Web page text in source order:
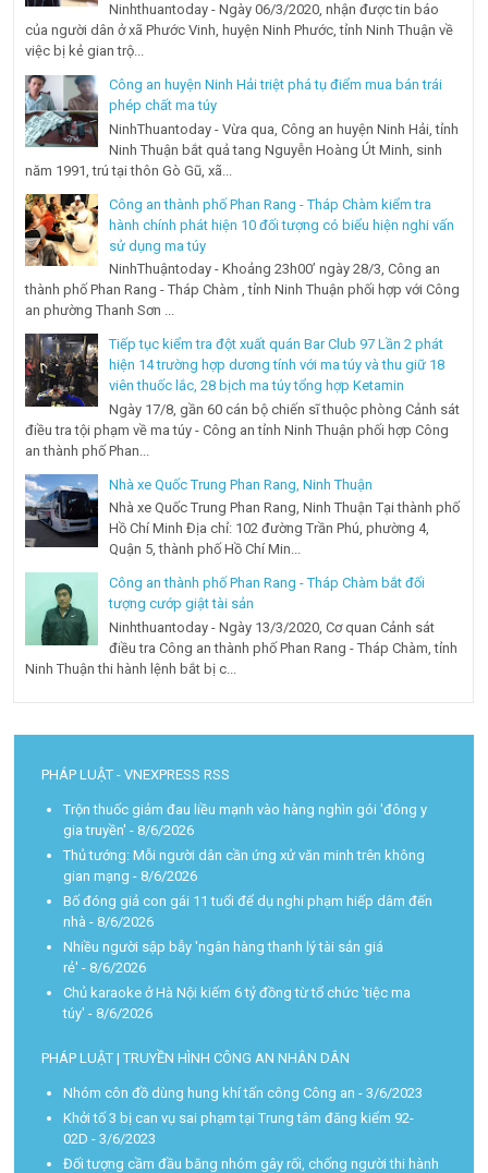
Ninhthuantoday - Ngày 06/3/2020, nhận được tin báo
của người dân ở xã Phước Vinh, huyện Ninh Phước, tỉnh Ninh Thuận về
việc bị kẻ gian trộ...
Công an huyện Ninh Hải triệt phá tụ điểm mua bán trái
phép chất ma túy
NinhThuantoday - Vừa qua, Công an huyện Ninh Hải, tỉnh
Ninh Thuận bắt quả tang Nguyễn Hoàng Út Minh, sinh
năm 1991, trú tại thôn Gò Gũ, xã...
Công an thành phố Phan Rang - Tháp Chàm kiểm tra
hành chính phát hiện 10 đối tượng có biểu hiện nghi vấn
sử dụng ma túy
NinhThuậntoday - Khoảng 23h00’ ngày 28/3, Công an
thành phố Phan Rang - Tháp Chàm , tỉnh Ninh Thuận phối hợp với Công
an phường Thanh Sơn ...
Tiếp tục kiểm tra đột xuất quán Bar Club 97 Lần 2 phát
hiện 14 trường hợp dương tính với ma túy và thu giữ 18
viên thuốc lắc, 28 bịch ma túy tổng hợp Ketamin
Ngày 17/8, gần 60 cán bộ chiến sĩ thuộc phòng Cảnh sát
điều tra tội phạm về ma túy - Công an tỉnh Ninh Thuận phối hợp Công
an thành phố Phan...
Nhà xe Quốc Trung Phan Rang, Ninh Thuận
Nhà xe Quốc Trung Phan Rang, Ninh Thuận Tại thành phố
Hồ Chí Minh Địa chỉ: 102 đường Trần Phú, phường 4,
Quận 5, thành phố Hồ Chí Min...
Công an thành phố Phan Rang - Tháp Chàm bắt đối
tượng cướp giật tài sản
Ninhthuantoday - Ngày 13/3/2020, Cơ quan Cảnh sát
điều tra Công an thành phố Phan Rang - Tháp Chàm, tỉnh
Ninh Thuận thi hành lệnh bắt bị c...
PHÁP LUẬT - VNEXPRESS RSS
Trộn thuốc giảm đau liều mạnh vào hàng nghìn gói 'đông y
gia truyền' - 8/6/2026
Thủ tướng: Mỗi người dân cần ứng xử văn minh trên không
gian mạng - 8/6/2026
Bố đóng giả con gái 11 tuổi để dụ nghi phạm hiếp dâm đến
nhà - 8/6/2026
Nhiều người sập bẫy 'ngân hàng thanh lý tài sản giá
rẻ' - 8/6/2026
Chủ karaoke ở Hà Nội kiếm 6 tỷ đồng từ tổ chức 'tiệc ma
túy' - 8/6/2026
PHÁP LUẬT | TRUYỀN HÌNH CÔNG AN NHÂN DÂN
Nhóm côn đồ dùng hung khí tấn công Công an - 3/6/2023
Khởi tố 3 bị can vụ sai phạm tại Trung tâm đăng kiểm 92-
02D - 3/6/2023
Đối tượng cầm đầu băng nhóm gây rối, chống người thi hành